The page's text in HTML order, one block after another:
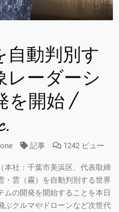
自動判別す
レーダーシ
を開始 |
記事 1242 ビュー
社：千葉市美浜区、代表取締
・雲（霧）を自動判別する世界
ムの開発を開始することを本日
クルマやドローンなど次世代